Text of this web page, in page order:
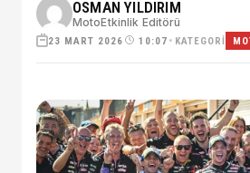
OSMAN YILDIRIM
MotoEtkinlik Editörü
23 MART 2026 10:07 • KATEGORI